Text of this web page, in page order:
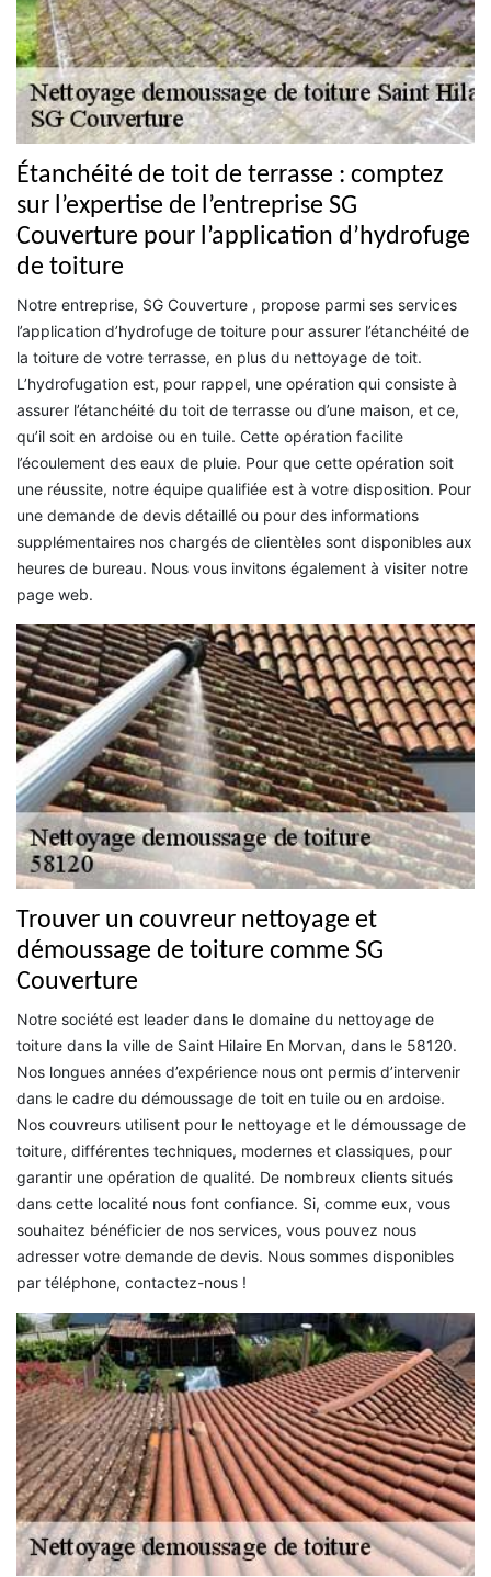
Étanchéité de toit de terrasse : comptez
sur l’expertise de l’entreprise SG
Couverture pour l’application d’hydrofuge
de toiture
Notre entreprise, SG Couverture , propose parmi ses services
l’application d’hydrofuge de toiture pour assurer l’étanchéité de
la toiture de votre terrasse, en plus du nettoyage de toit.
L’hydrofugation est, pour rappel, une opération qui consiste à
assurer l’étanchéité du toit de terrasse ou d’une maison, et ce,
qu’il soit en ardoise ou en tuile. Cette opération facilite
l’écoulement des eaux de pluie. Pour que cette opération soit
une réussite, notre équipe qualifiée est à votre disposition. Pour
une demande de devis détaillé ou pour des informations
supplémentaires nos chargés de clientèles sont disponibles aux
heures de bureau. Nous vous invitons également à visiter notre
page web.
Trouver un couvreur nettoyage et
démoussage de toiture comme SG
Couverture
Notre société est leader dans le domaine du nettoyage de
toiture dans la ville de Saint Hilaire En Morvan, dans le 58120.
Nos longues années d’expérience nous ont permis d’intervenir
dans le cadre du démoussage de toit en tuile ou en ardoise.
Nos couvreurs utilisent pour le nettoyage et le démoussage de
toiture, différentes techniques, modernes et classiques, pour
garantir une opération de qualité. De nombreux clients situés
dans cette localité nous font confiance. Si, comme eux, vous
souhaitez bénéficier de nos services, vous pouvez nous
adresser votre demande de devis. Nous sommes disponibles
par téléphone, contactez-nous !